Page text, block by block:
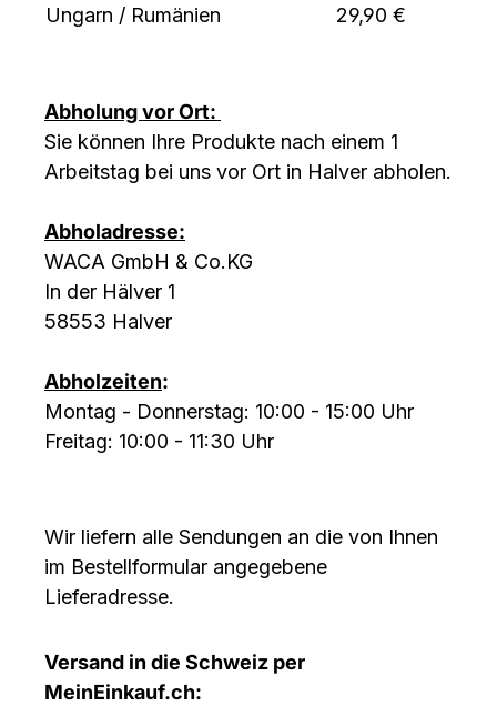
Ungarn / Rumänien 29,90 €
Abholung vor Ort:
Sie können Ihre Produkte nach einem 1
Arbeitstag bei uns vor Ort in Halver abholen.
Abholadresse:
WACA GmbH & Co.KG
In der Hälver 1
58553 Halver
Abholzeiten:
Montag - Donnerstag: 10:00 - 15:00 Uhr
Freitag: 10:00 - 11:30 Uhr
Wir liefern alle Sendungen an die von Ihnen
im Bestellformular angegebene
Lieferadresse.
Versand in die Schweiz per
MeinEinkauf.ch: